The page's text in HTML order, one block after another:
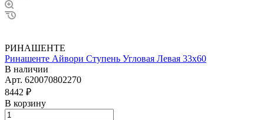
РИНАШЕНТЕ
Ринашенте Айвори Ступень Угловая Левая 33х60
В наличии
Арт. 620070802270
8442 ₽
В корзину